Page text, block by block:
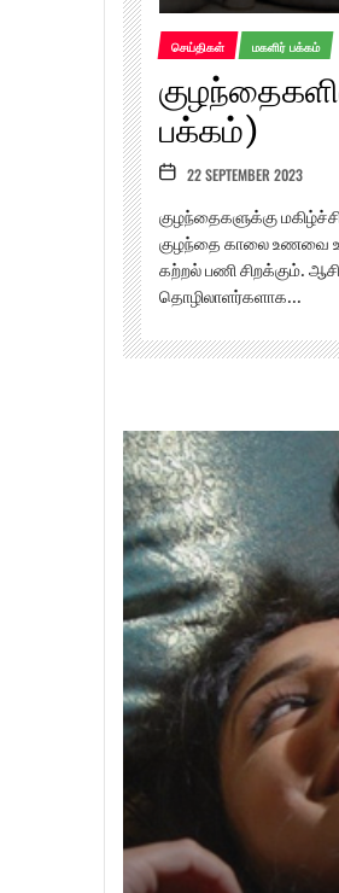
செய்திகள் மகளிர் பக்கம்
பக்கம்)
22 SEPTEMBER 2023
குழந்தைகளுக்கு
குழந்தை காலை உணவை
கற்றல் பணி சிறக்கும்.
தொழிலாளர்களாக...